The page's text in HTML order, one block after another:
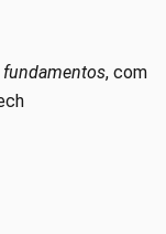
fundamentos, com